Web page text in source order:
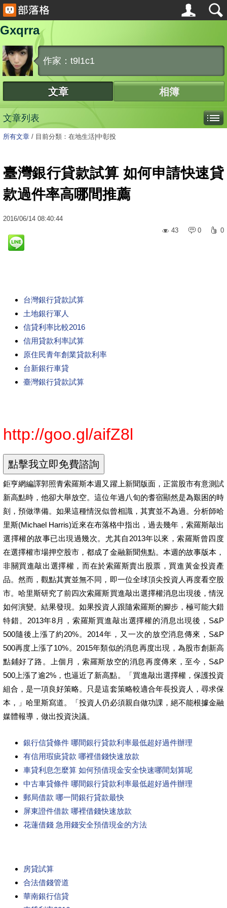
Gxqrra
作家：t9l1c1
文章 相簿
文章列表
所有文章 / 目前分類：在地生活|中彰投
臺灣銀行貸款試算 如何申請快速貸
款過件率高哪間推薦
2016/06/14 08:40:44
43
0 0
台灣銀行貸款試算
土地銀行軍人
信貸利率比較2016
信用貸款利率試算
原住民青年創業貸款利率
台新銀行車貸
臺灣銀行貸款試算
http://goo.gl/aifZ8l
鉅亨網編譯郭照青索羅斯本週又躍上新聞版面，正當股市有意測試
新高點時，他卻大舉放空。這位年過八旬的耆宿顯然是為艱困的時
刻，預做準備。如果這種情況似曾相識，其實並不為過。分析師哈
里斯(Michael Harris)近來在布落格中指出，過去幾年，索羅斯敲出
選擇權的故事已出現過幾次。尤其自2013年以來，索羅斯曾四度
在選擇權市場押空股市，都成了金融新聞焦點。本週的故事版本，
非關買進敲出選擇權，而在於索羅斯賣出股票，買進黃金投資產
品。然而，觀點其實並無不同，即一位全球頂尖投資人再度看空股
市。哈里斯研究了前四次索羅斯買進敲出選擇權消息出現後，情況
如何演變。結果發現。如果投資人跟隨索羅斯的腳步，極可能大錯
特錯。2013年8月，索羅斯買進敲出選擇權的消息出現後，S&P
500隨後上漲了約20%。2014年，又一次的放空消息傳來，S&P
500再度上漲了10%。2015年類似的消息再度出現，為股市創新高
點鋪好了路。上個月，索羅斯放空的消息再度傳來，至今，S&P
500上漲了逾2%，也逼近了新高點。「買進敲出選擇權，保護投資
組合，是一項良好策略。只是這套策略較適合年長投資人，尋求保
本，」哈里斯寫道。「投資人仍必須親自做功課，絕不能根據金融
媒體報導，做出投資決議。
銀行信貸條件 哪間銀行貸款利率最低超好過件辦理
有信用瑕疵貸款 哪裡借錢快速放款
車貸利息怎麼算 如何預借現金安全快速哪間划算呢
中古車貸條件 哪間銀行貸款利率最低超好過件辦理
郵局借款 哪一間銀行貸款最快
屏東證件借款 哪裡借錢快速放款
花蓮借錢 急用錢安全預借現金的方法
房貸試算
合法借錢管道
華南銀行信貸